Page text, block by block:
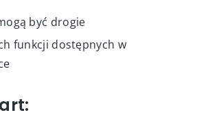
być drogie
funkcji dostępnych w